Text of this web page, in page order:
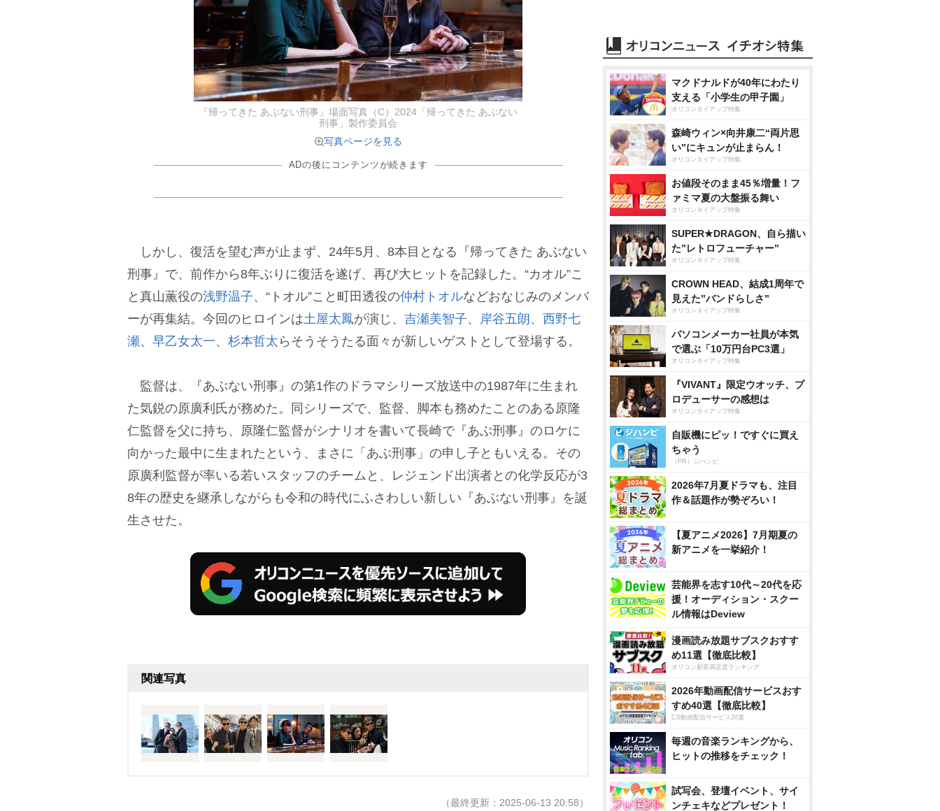
『帰ってきた あぶない刑事』場面写真（C）2024「帰ってきた あぶない
刑事」製作委員会
写真ページを見る
ADの後にコンテンツが続きます
しかし、復活を望む声が止まず、24年5月、8本目となる『帰ってきた あぶない
刑事』で、前作から8年ぶりに復活を遂げ、再び大ヒットを記録した。“カオル”こ
と真山薫役の浅野温子、“トオル”こと町田透役の仲村トオルなどおなじみのメンバ
ーが再集結。今回のヒロインは土屋太鳳が演じ、 吉瀬美智子、 岸谷五朗 、 西野七
瀬、 早乙女太一、 杉本哲太 らそうそうたる面々が新しいゲストとして登場する。
監督は、『あぶない刑事』の第1作のドラマシリーズ放送中の1987年に生まれ
た気鋭の原廣利氏が務めた。同シリーズで、監督、脚本も務めたことのある原隆
仁監督を父に持ち、原隆仁監督がシナリオを書いて長崎で『あぶ刑事』のロケに
向かった最中に生まれたという、まさに「あぶ刑事」の申し子ともいえる。その
原廣利監督が率いる若いスタッフのチームと、レジェンド出演者との化学反応が3
8年の歴史を継承しながらも令和の時代にふさわしい新しい『あぶない刑事』を誕
生させた。
関連写真
（最終更新：2025-06-13 20:58）
マクドナルドが40年にわたり
支える「小学生の甲子園」
オリコンタイアップ特集
森崎ウィン×向井康二“両片思
い”にキュンが止まらん！
オリコンタイアップ特集
お値段そのまま45％増量！フ
ァミマ夏の大盤振る舞い
オリコンタイアップ特集
SUPER★DRAGON、自ら描い
た”レトロフューチャー”
オリコンタイアップ特集
CROWN HEAD、結成1周年で
見えた”バンドらしさ”
オリコンタイアップ特集
パソコンメーカー社員が本気
で選ぶ「10万円台PC3選」
オリコンタイアップ特集
『VIVANT』限定ウオッチ、プ
ロデューサーの感想は
オリコンタイアップ特集
自販機にピッ！ですぐに買え
ちゃう
（PR）ジハンピ
2026年7月夏ドラマも、注目
作＆話題作が勢ぞろい！
【夏アニメ2026】7月期夏の
新アニメを一挙紹介！
芸能界を志す10代～20代を応
援！オーディション・スクー
ル情報はDeview
漫画読み放題サブスクおすす
め11選【徹底比較】
オリコン顧客満足度ランキング
2026年動画配信サービスおす
すめ40選【徹底比較】
CS動画配信サービス20選
毎週の音楽ランキングから、
ヒットの推移をチェック！
試写会、登壇イベント、サイ
ンチェキなどプレゼント！